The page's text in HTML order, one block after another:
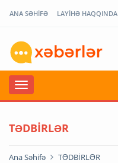
ANA SƏHİFƏ LAYİHƏ HAQQINDA
TƏDBİRLƏR
Ana Səhifə TƏDBİRLƏR